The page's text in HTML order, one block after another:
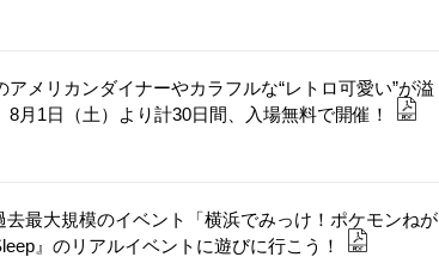
メリカンダイナーやカラフルな“レトロ可愛い”が溢
1日（土）より計30日間、入場無料で開催！
最大規模のイベント「横浜でみっけ！ポケモンねが
』のリアルイベントに遊びに行こう！